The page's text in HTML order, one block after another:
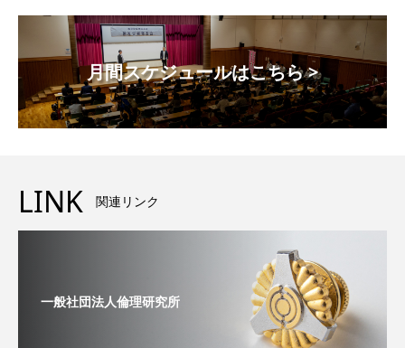
月間スケジュールはこちら >
LINK 関連リンク
一般社団法人倫理研究所